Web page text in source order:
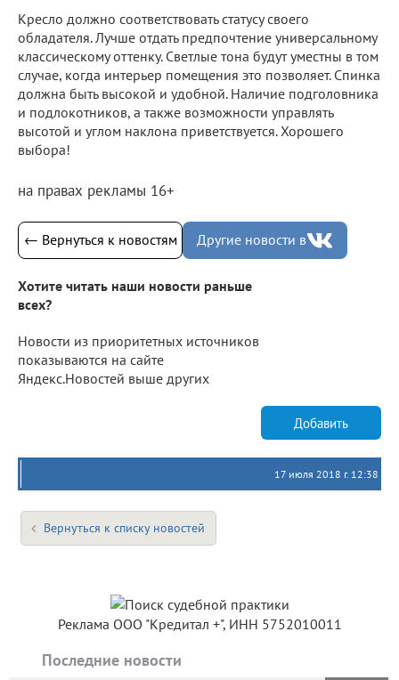
Кресло должно соответствовать статусу своего
обладателя. Лучше отдать предпочтение универсальному
классическому оттенку. Светлые тона будут уместны в том
случае, когда интерьер помещения это позволяет. Спинка
должна быть высокой и удобной. Наличие подголовника
и подлокотников, а также возможности управлять
высотой и углом наклона приветствуется. Хорошего
выбора!
на правах рекламы 16+
← Вернуться к новостям Другие новости в
Хотите читать наши новости раньше
всех?
Новости из приоритетных источников
показываются на сайте
Яндекс.Новостей выше других
Добавить
17 июля 2018 г. 12:38
Вернуться к списку новостей
Реклама ООО "Кредитал +", ИНН 5752010011
Последние новости